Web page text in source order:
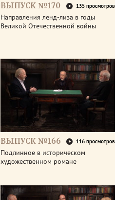
ВЫПУСК №170 135 просмотров
Направления ленд-лиза в годы
Великой Отечественной войны
ВЫПУСК №166 116 просмотров
Подлинное в историческом
художественном романе